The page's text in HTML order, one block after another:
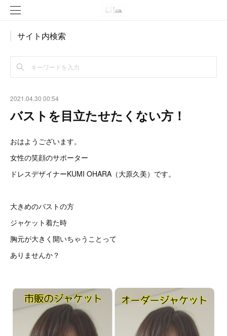
サイト内検索
2021.04.30 00:54
バストを目立たせたくない方！
おはようございます。
女性の笑顔のサポーター
ドレスデザイナーKUMI OHARA（大原久美）です。
大きめのバストの方
ジャケット着た時
胸元が大きく開いちゃうことって
ありませんか？